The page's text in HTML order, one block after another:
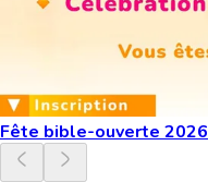
Fête bible-ouverte 2026